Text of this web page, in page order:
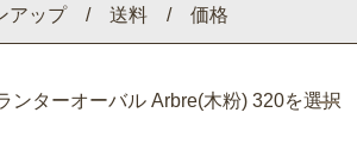
アップ / 送料 / 価格
ンターオーバル Arbre(木粉) 320を選択